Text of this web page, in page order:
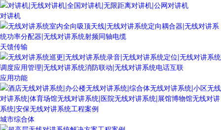
对讲机
天馈传输
应用功能
城市综合体